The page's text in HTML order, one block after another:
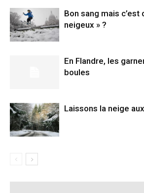
Bon sang mais c’est
neigeux » ?
En Flandre, les
boules
Laissons la neige